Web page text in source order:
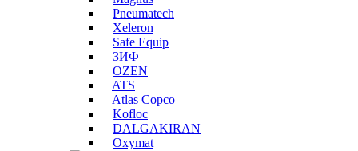
Pneumatech
Xeleron
Safe Equip
ЗИФ
OZEN
ATS
Atlas Copco
Kofloc
DALGAKIRAN
Oxymat